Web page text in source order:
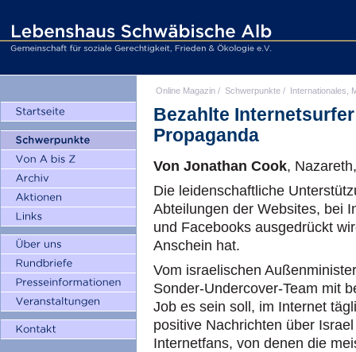
Online Magazin / Schwerpunkte / Internationales,
Bezahlte
Propaganda
Von Jonathan Cook,
Die leidenschaftliche
Abteilungen der Websites, bei
und Facebooks ausgedrückt
Anschein hat.
Vom israelischen
Sonder-Undercover-Team mit
Job es sein soll, im Internet
positive Nachrichten über
Internetfans, von denen die